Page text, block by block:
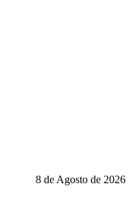
8 de Agosto de 2026